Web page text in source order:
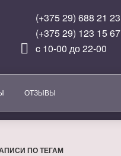
(+375 29) 688 21 23
(+375 29) 123 15 67
c 10-00 до 22-00
ОТЗЫВЫ
ПО ТЕГАМ